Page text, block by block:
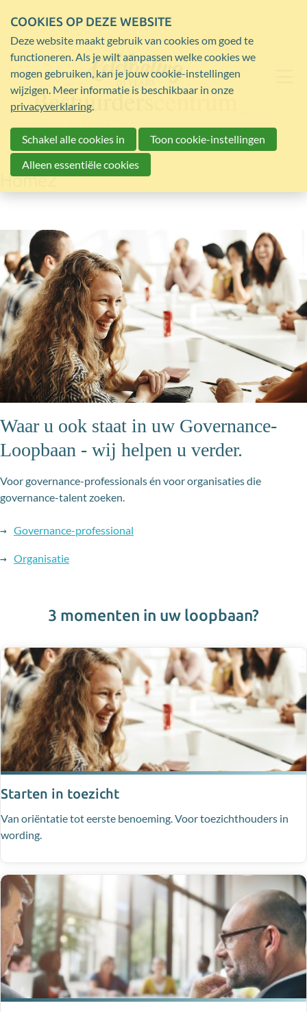
Home2
Waar u ook staat in uw Governance-
Loopbaan - wij helpen u verder.
Voor governance-professionals én voor organisaties die
governance-talent zoeken.
→ Governance-professional
→ Organisatie
3 momenten in uw loopbaan?
Starten in toezicht
Van oriëntatie tot eerste benoeming. Voor toezichthouders in
wording.
COOKIES OP DEZE WEBSITE
Deze website maakt gebruik van cookies om goed te
functioneren. Als je wilt aanpassen welke cookies we
mogen gebruiken, kan je jouw cookie-instellingen
wijzigen. Meer informatie is beschikbaar in onze
privacyverklaring.
Schakel alle cookies in
Toon cookie-instellingen
Alleen essentiële cookies